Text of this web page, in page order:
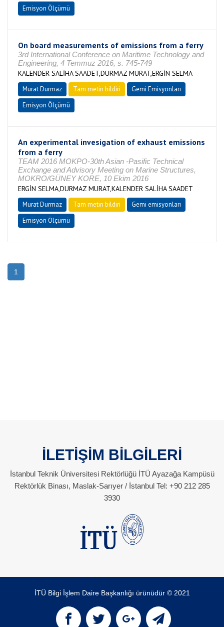
Emisyon Ölçümü
On board measurements of emissions from a ferry
3rd International Conference on Maritime Technology and
Engineering, 4 Temmuz 2016, s. 745-749
KALENDER SALİHA SAADET,DURMAZ MURAT,ERGİN SELMA
Murat Durmaz Tam metin bildiri
Gemi Emisyonları
Emisyon Ölçümü
An experimental invesigation of exhaust emissions
from a ferry
TEAM 2016 MOKPO-30th Asian -Pasific Technical
Exchange and Advisory Meeting on Marine Structures,
MOKRO/GÜNEY KORE, 10 Ekim 2016
ERGİN SELMA,DURMAZ MURAT,KALENDER SALİHA SAADET
Murat Durmaz Tam metin bildiri
Gemi emisyonları
Emisyon Ölçümü
1
İLETİŞİM BİLGİLERİ
İstanbul Teknik Üniversitesi Rektörlüğü İTÜ Ayazağa Kampüsü
Rektörlük Binası, Maslak-Sarıyer / İstanbul Tel: +90 212 285
3930
İTÜ Bilgi İşlem Daire Başkanlığı ürünüdür © 2021